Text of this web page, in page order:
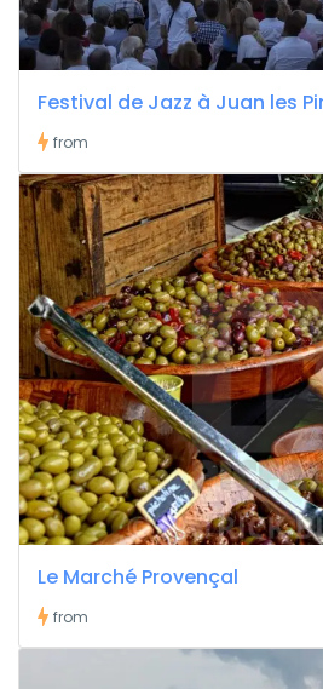
Festival de Jazz à Juan les
from
Le Marché Provençal
from